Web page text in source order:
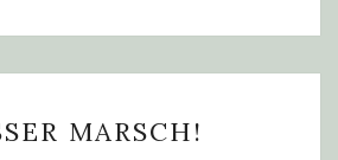
MARSCH!
MARSCH!